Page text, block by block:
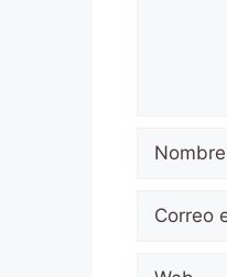
Nombre
Correo
electrónico
Web